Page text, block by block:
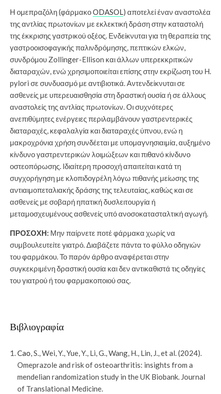
Η ομεπραζόλη (φάρμακοODASOL) αποτελεί έναν αναστολέα
της αντλίας πρωτονίων με εκλεκτική δράση στην καταστολή
της έκκρισης γαστρικού οξέος. Ενδείκνυται για τη θεραπεία της
γαστροοισοφαγικής παλινδρόμησης, πεπτικών ελκών,
συνδρόμου Zollinger-Ellison και άλλων υπερεκκριτικών
διαταραχών, ενώ χρησιμοποιείται επίσης στην εκρίζωση του H.
pylori σε συνδυασμό με αντιβιοτικά. Αντενδείκνυται σε
ασθενείς με υπερευαισθησία στη δραστική ουσία ή σε άλλους
αναστολείς της αντλίας πρωτονίων. Οι συχνότερες
ανεπιθύμητες ενέργειες περιλαμβάνουν γαστρεντερικές
διαταραχές, κεφαλαλγία και διαταραχές ύπνου, ενώ η
μακροχρόνια χρήση συνδέεται με υπομαγνησιαιμία, αυξημένο
κίνδυνο γαστρεντερικών λοιμώξεων και πιθανό κίνδυνο
οστεοπόρωσης. Ιδιαίτερη προσοχή απαιτείται κατά τη
συγχορήγηση με κλοπιδογρέλη λόγω πιθανής μείωσης της
αντιαιμοπεταλιακής δράσης της τελευταίας, καθώς και σε
ασθενείς με σοβαρή ηπατική δυσλειτουργία ή
μεταμοσχευμένους ασθενείς υπό ανοσοκατασταλτική αγωγή.
ΠΡΟΣΟΧΗ: Μην παίρνετε ποτέ φάρμακα χωρίς να
συμβουλευτείτε γιατρό. Διαβάζετε πάντα το φύλλο οδηγιών
του φαρμάκου. Το παρόν άρθρο αναφέρεται στην
συγκεκριμένη δραστική ουσία και δεν αντικαθιστά τις οδηγίες
του γιατρού ή του φαρμακοποιού σας.
Βιβλιογραφία
Cao, S., Wei, Y., Yue, Y., Li, G., Wang, H., Lin, J., et al. (2024).
Omeprazole and risk of osteoarthritis: insights from a
mendelian randomization study in the UK Biobank. Journal
of Translational Medicine.